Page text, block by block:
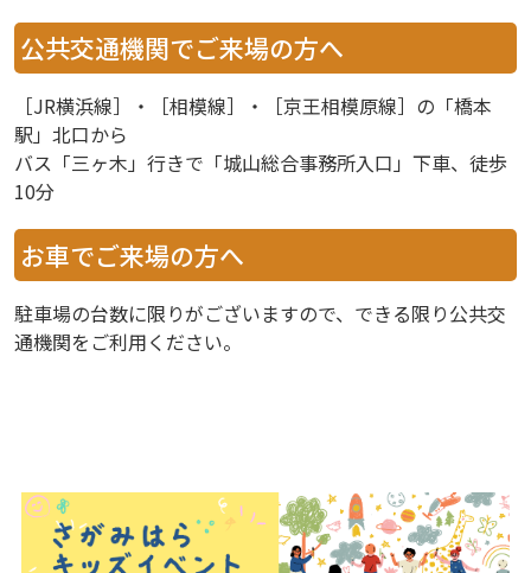
公共交通機関でご来場の方へ
［JR横浜線］・［相模線］・［京王相模原線］の「橋本
駅」北口から
バス「三ヶ木」行きで「城山総合事務所入口」下車、徒歩
10分
お車でご来場の方へ
駐車場の台数に限りがございますので、できる限り公共交
通機関をご利用ください。